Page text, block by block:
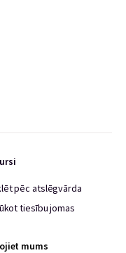
pēc atslēgvārda
tiesību jomas
mums